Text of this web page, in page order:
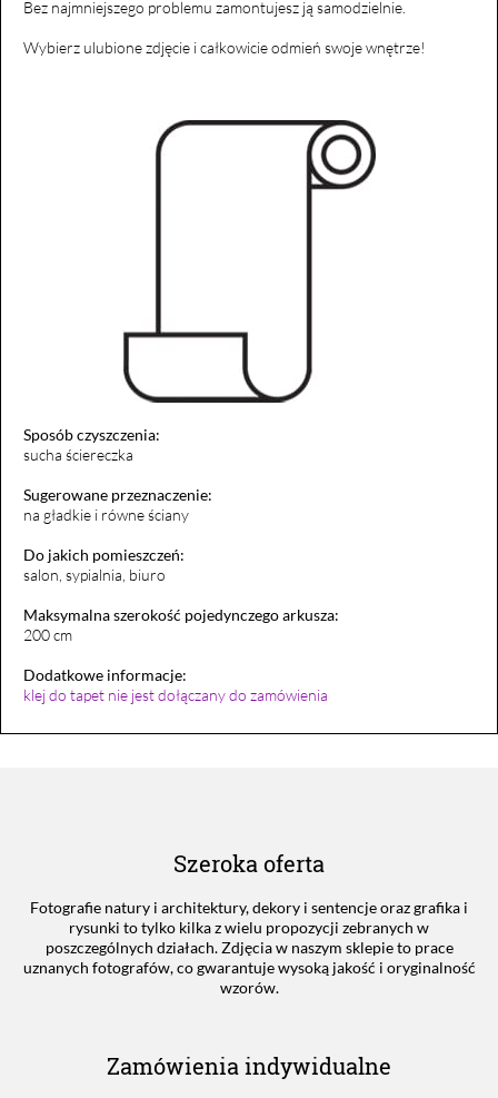
Bez najmniejszego problemu zamontujesz ją samodzielnie.
Wybierz ulubione zdjęcie i całkowicie odmień swoje wnętrze!
Sposób czyszczenia:
sucha ściereczka
Sugerowane przeznaczenie:
na gładkie i równe ściany
Do jakich pomieszczeń:
salon, sypialnia, biuro
Maksymalna szerokość pojedynczego arkusza:
200 cm
Dodatkowe informacje:
klej do tapet nie jest dołączany do zamówienia
Szeroka oferta
Fotografie natury i architektury, dekory i sentencje oraz grafika i
rysunki to tylko kilka z wielu propozycji zebranych w
poszczególnych działach. Zdjęcia w naszym sklepie to prace
uznanych fotografów, co gwarantuje wysoką jakość i oryginalność
wzorów.
Zamówienia indywidualne